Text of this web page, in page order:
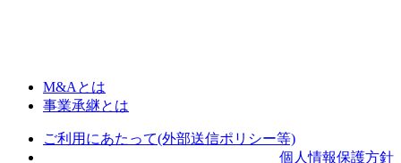
M&Aとは
事業承継とは
ご利用にあたって(外部送信ポリシー等)
個人情報保護方針